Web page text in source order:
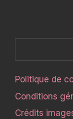
Politique de
Conditions
Crédits